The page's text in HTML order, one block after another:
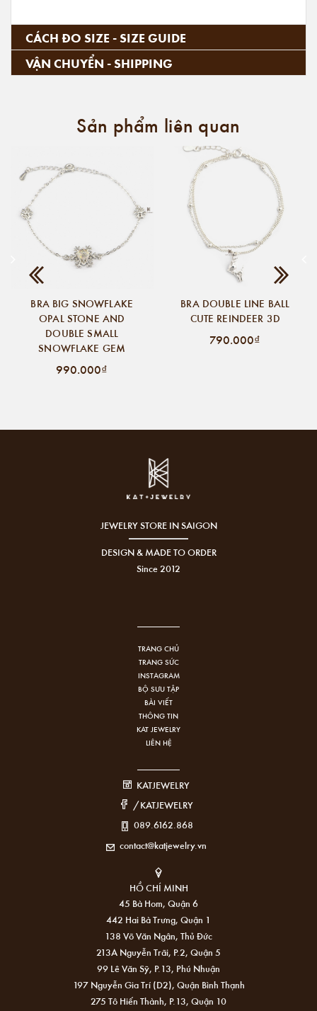
CÁCH ĐO SIZE - SIZE GUIDE
VẬN CHUYỂN - SHIPPING
Sản phẩm liên quan
BRA BIG SNOWFLAKE
OPAL STONE AND
DOUBLE SMALL
SNOWFLAKE GEM
990.000₫
BRA DOUBLE LINE BALL
CUTE REINDEER 3D
790.000₫
JEWELRY STORE IN SAIGON
DESIGN & MADE TO ORDER
Since 2012
TRANG CHỦ
TRANG SỨC
INSTAGRAM
BỘ SƯU TẬP
BÀI VIẾT
THÔNG TIN
KAT JEWELRY
LIÊN HỆ
KATJEWELRY
/KATJEWELRY
089.6162.868
contact@katjewelry.vn
HỒ CHÍ MINH
45 Bà Hom, Quận 6
442 Hai Bà Trưng, Quận 1
138 Võ Văn Ngân, Thủ Đức
213A Nguyễn Trãi, P.2, Quận 5
99 Lê Văn Sỹ, P.13, Phú Nhuận
197 Nguyễn Gia Trí (D2), Quận Bình Thạnh
275 Tô Hiến Thành, P.13, Quận 10